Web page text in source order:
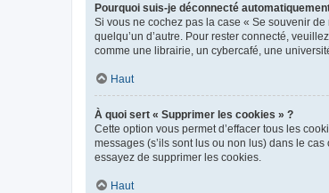
Pourquoi suis-je déconnecté
Si vous ne cochez pas la case « Se souvenir
quelqu’un d’autre. Pour rester connecté,
comme une librairie, un cybercafé, une
Haut
À quoi sert « Supprimer les cookies » ?
Cette option vous permet d’effacer tous les
messages (s’ils sont lus ou non lus) dans le
essayez de supprimer les cookies.
Haut